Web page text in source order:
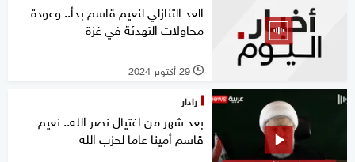
العد التنازلي لنعيم قاسم بدأ.. وعودة
محاولات التهدئة في غزة
l 29 أكتوبر 2024
رادار
بعد شهر من اغتيال نصر الله.. نعيم
قاسم أمينا عاما لحزب الله